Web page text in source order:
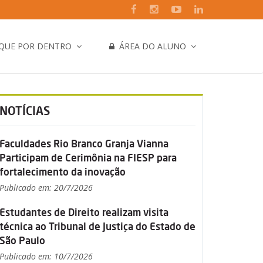
POR DENTRO ÁREA DO ALUNO
NOTÍCIAS
Faculdades Rio Branco Granja Vianna
Participam de Cerimônia na FIESP para
fortalecimento da inovação
Publicado em: 20/7/2026
Estudantes de Direito realizam visita
técnica ao Tribunal de Justiça do Estado de
São Paulo
Publicado em: 10/7/2026